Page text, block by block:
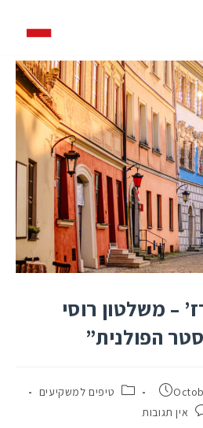
– משלטון רוסי
הפולנית”
טיפים למשקיעים
אין תגובות